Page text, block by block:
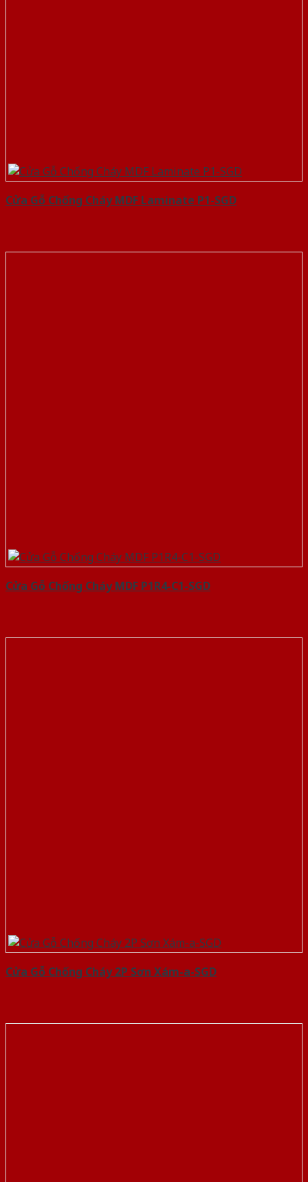
Cửa Gỗ Chống Cháy MDF Laminate P1-SGD
Cửa Gỗ Chống Cháy MDF P1R4-C1-SGD
Cửa Gỗ Chống Cháy 2P Sơn Xám-a-SGD